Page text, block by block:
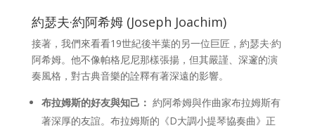
約瑟夫·約阿希姆 (Joseph Joachim)
接著，我們來看看19世紀後半葉的另一位巨匠，約瑟夫·約
阿希姆。他不像帕格尼尼那樣張揚，但其嚴謹、深邃的演
奏風格，對古典音樂的詮釋有著深遠的影響。
布拉姆斯的好友與知己： 約阿希姆與作曲家布拉姆斯有
著深厚的友誼。布拉姆斯的《D大調小提琴協奏曲》正